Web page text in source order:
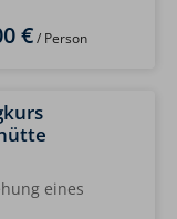
€/ Person
eines